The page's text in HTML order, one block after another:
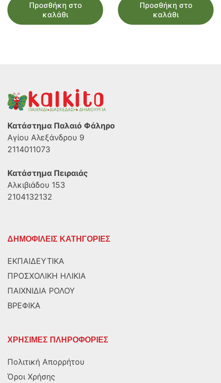
Προσθήκη στο
καλάθι
Προσθήκη στο
καλάθι
Κατάστημα Παλαιό Φάληρο
Αγίου Αλεξάνδρου 9
2114011073
Κατάστημα Πειραιάς
Αλκιβιάδου 153
2104132132
ΔΗΜΟΦΙΛΕΙΣ ΚΑΤΗΓΟΡΙΕΣ
ΕΚΠΑΙΔΕΥΤΙΚΑ
ΠΡΟΣΧΟΛΙΚΗ ΗΛΙΚΙΑ
ΠΑΙΧΝΙΔΙΑ ΡΟΛΟΥ
ΒΡΕΦΙΚΑ
ΧΡΗΣΙΜΕΣ ΠΛΗΡΟΦΟΡΙΕΣ
Πολιτική Απορρήτου
Όροι Χρήσης